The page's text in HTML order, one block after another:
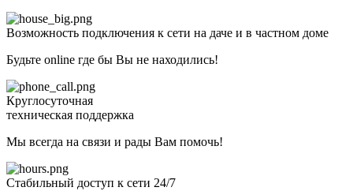
Возможность подключения к сети на даче и в частном доме
Будьте online где бы Вы не находились!
Круглосуточная
техническая поддержка
Мы всегда на связи и рады Вам помочь!
Стабильный доступ к сети 24/7